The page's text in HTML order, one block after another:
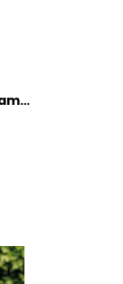
E-Book Miss Doodle H1024 Damentop Merlin